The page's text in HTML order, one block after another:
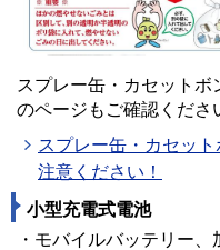
スプレー缶・カセット
のページもご確認くださ
スプレー缶・カセッ
注意ください！
小型充電式電池
・モバイルバッテリー